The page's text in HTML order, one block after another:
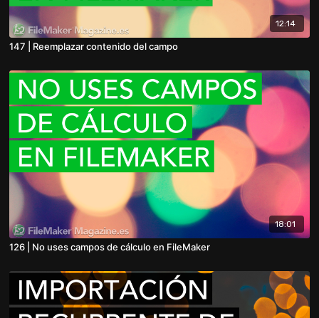
12:14
147 | Reemplazar contenido del campo
18:01
126 | No uses campos de cálculo en FileMaker